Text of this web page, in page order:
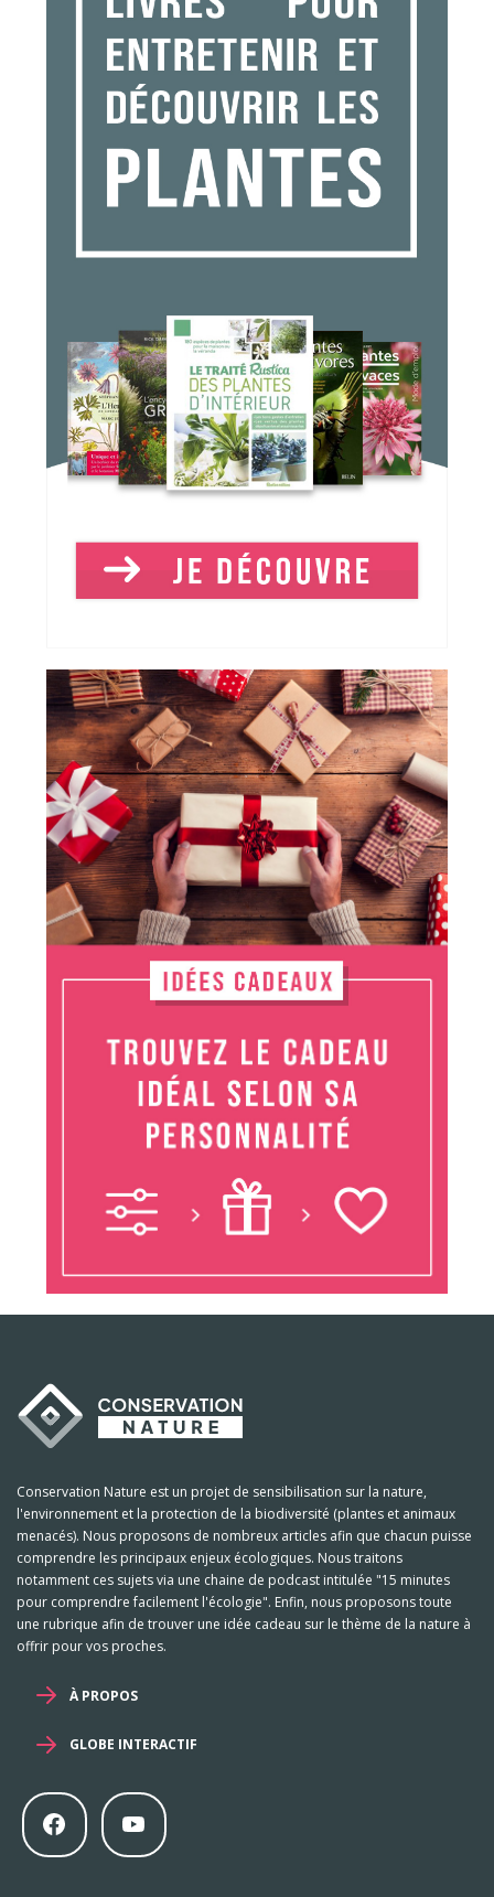
Conservation Nature est un projet de sensibilisation sur la nature,
l'environnement et la protection de la biodiversité (plantes et animaux
menacés). Nous proposons de nombreux articles afin que chacun puisse
comprendre les principaux enjeux écologiques. Nous traitons
notamment ces sujets via une chaine de podcast intitulée "15 minutes
pour comprendre facilement l'écologie". Enfin, nous proposons toute
une rubrique afin de trouver une idée cadeau sur le thème de la nature à
offrir pour vos proches.
À PROPOS
GLOBE INTERACTIF